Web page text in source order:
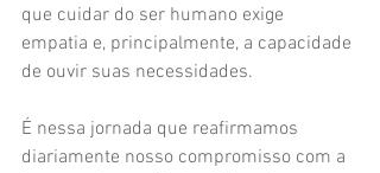
que cuidar do ser humano exige
empatia e, principalmente, a capacidade
de ouvir suas necessidades.
É nessa jornada que reafirmamos
diariamente nosso compromisso com a